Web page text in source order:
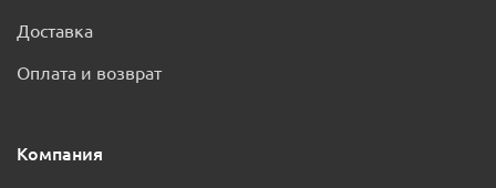
Доставка
Оплата и возврат
Компания